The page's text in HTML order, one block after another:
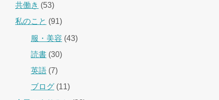
共働き (53)
私のこと (91)
服・美容 (43)
読書 (30)
英語 (7)
ブログ (11)